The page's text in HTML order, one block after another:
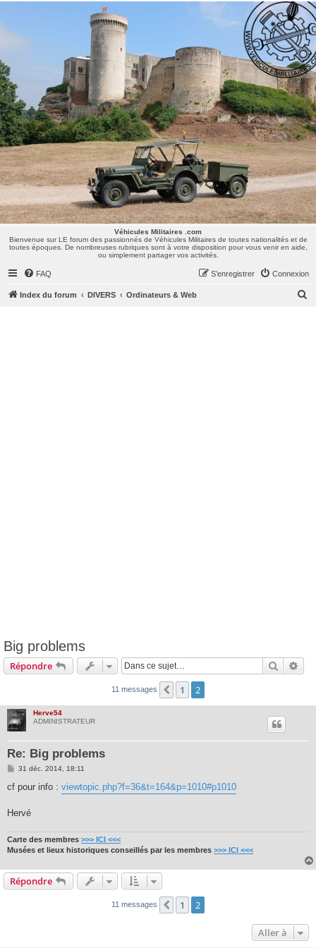
Véhicules Militaires .com
Bienvenue sur LE forum des passionnés de Véhicules Militaires de toutes nationalités et de
toutes époques. De nombreuses rubriques sont à votre disposition pour vous venir en aide,
ou simplement partager vos activités.
Véhicules Militaires .com
Bienvenue sur LE forum des passionnés de Véhicules Militaires de toutes nationalités et de
toutes époques. De nombreuses rubriques sont à votre disposition pour vous venir en aide,
ou simplement partager vos activités.
FAQ Connexion
S’enregistrer
Index du forum DIVERS Ordinateurs & Web
Big problems
Répondre
11 messages Précédente
1 2
Herve54
ADMINISTRATEUR
Re: Big problems
M
s
s
g
e
31 déc. 2014, 18:11
cf pour info : viewtopic.php?f=36&t=164&p=1010#p1010
Hervé
Carte des membres >>> ICI <<<
Musées et lieux historiques conseillés par les membres >>> ICI <<<
Répondre
11 messages Précédente
1 2
Aller à